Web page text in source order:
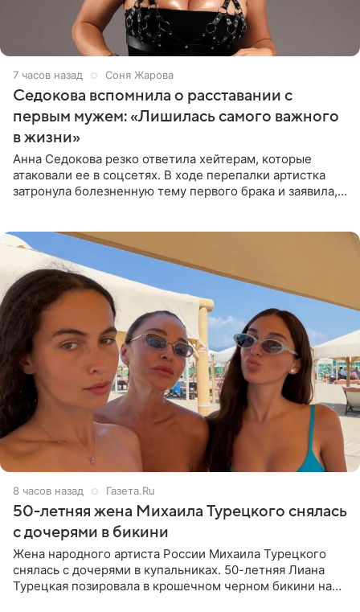
7 часов назад Соня Жарова
Седокова вспомнила о расставании с
первым мужем: «Лишилась самого важного
в жизни»
Анна Седокова резко ответила хейтерам, которые
атаковали ее в соцсетях. В ходе перепалки артистка
затронула болезненную тему первого брака и заявила,
8 часов назад Газета.Ru
50-летняя жена Михаила Турецкого снялась
с дочерями в бикини
Жена народного артиста России Михаила Турецкого
снялась с дочерями в купальниках. 50-летняя Лиана
Турецкая позировала в крошечном черном бикини на